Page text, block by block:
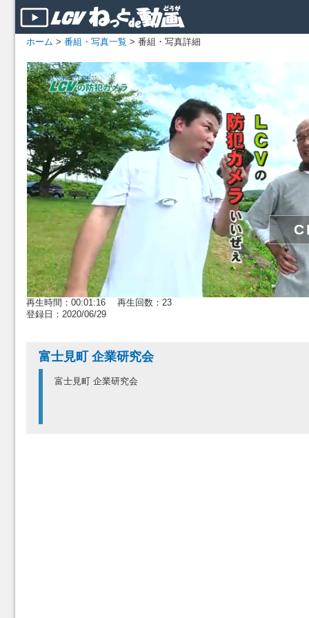
ホーム > 番組・写真一覧 > 番組・写真詳細
再生時間：00:01:16 再生回数：23
登録日：2020/06/29
富士見町 企業研究会
富士見町 企業研究会